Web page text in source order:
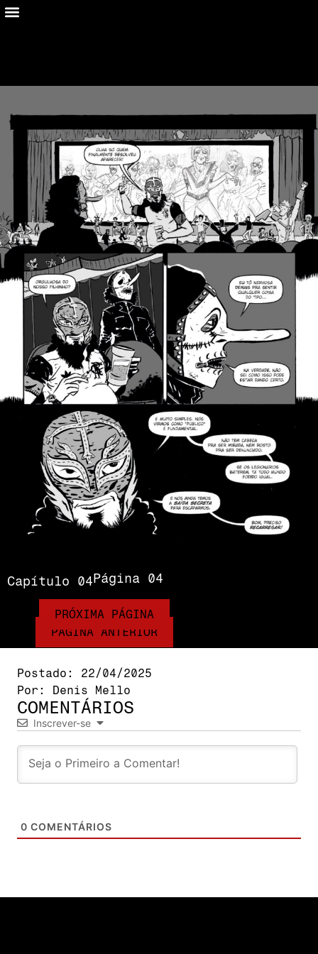
Capítulo 04Página 04
PÁGINA ANTERIOR
PRÓXIMA PÁGINA
Postado:
22/04/2025
Por:
Denis Mello
COMENTÁRIOS
Inscrever-se
0 COMENTÁRIOS